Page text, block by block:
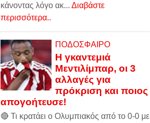
κάνοντας λόγο ακ... Διαβάστε
περισσότερα..
ΠΟΔΟΣΦΑΙΡΟ
Η γκαντεμιά
Μεντιλίμπαρ, οι 3
αλλαγές για
πρόκριση και ποιος
απογοήτευσε!
🔴 Τι κρατάει ο Ολυμπιακός από το 0-0 με